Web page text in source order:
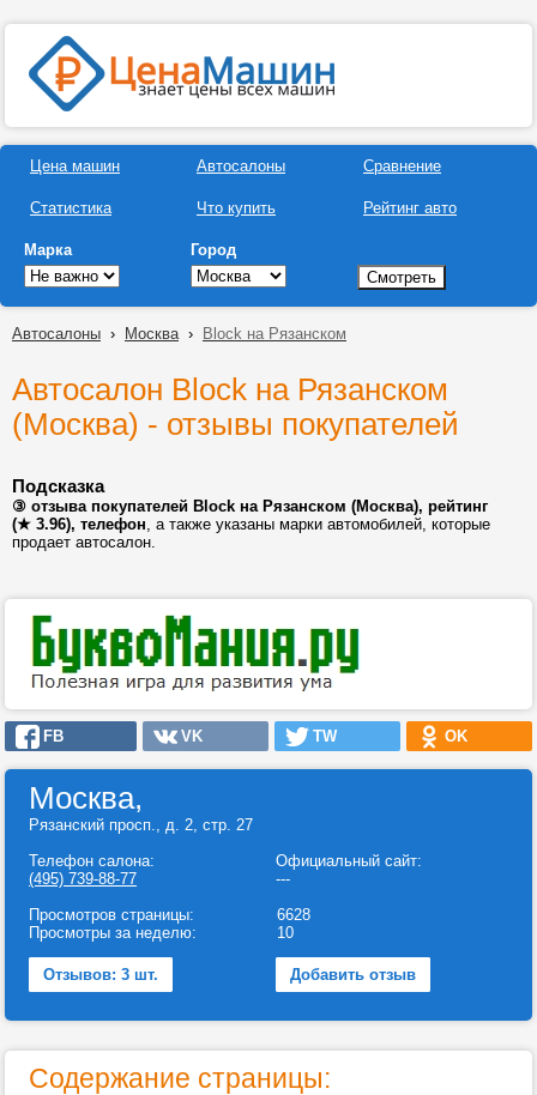
Цена машин
Статистика
Автосалоны
Что купить
Сравнение
Рейтинг авто
Марка Город
Автосалоны › Москва› Block на Рязанском
Автосалон Block на Рязанском
(Москва) - отзывы покупателей
Подсказка
③ отзыва покупателей Block на Рязанском (Москва), рейтинг
(★ 3.96), телефон, а также указаны марки автомобилей, которые
продает автосалон.
FB VK TW OK
Москва,
Рязанский просп., д. 2, стр. 27
Телефон салона:
(495) 739-88-77
Официальный сайт:
---
Просмотров страницы:
Просмотры за неделю:
6628
10
Отзывов: 3 шт. Добавить отзыв
Содержание страницы: